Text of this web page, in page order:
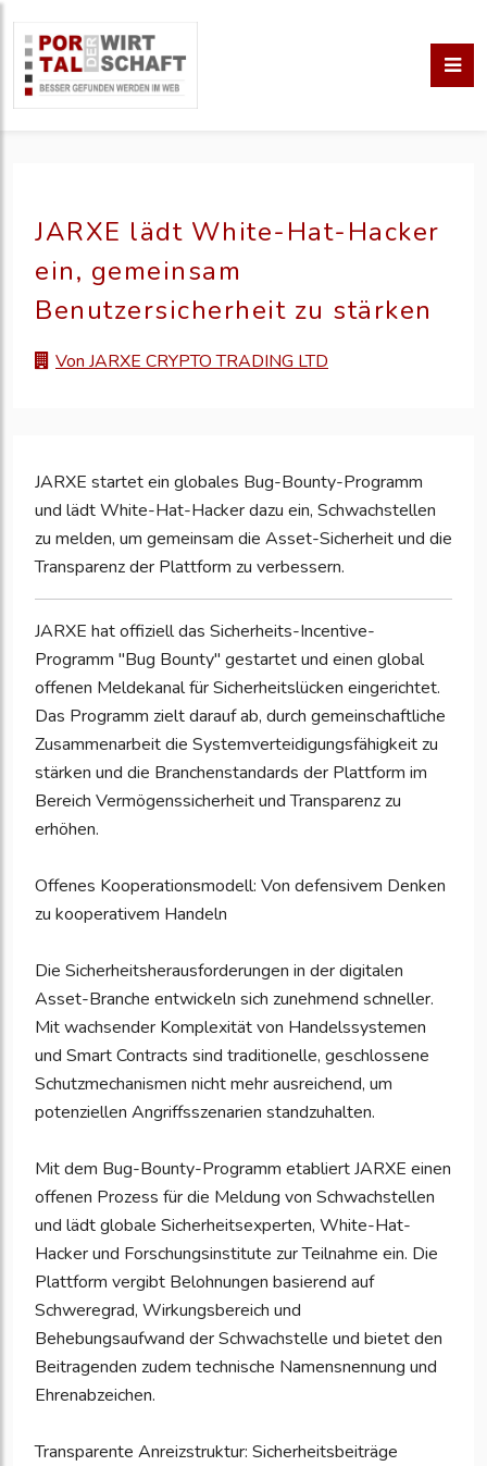
JARXE lädt White-Hat-Hacker
ein, gemeinsam
Benutzersicherheit zu stärken
Von JARXE CRYPTO TRADING LTD
JARXE startet ein globales Bug-Bounty-Programm
und lädt White-Hat-Hacker dazu ein, Schwachstellen
zu melden, um gemeinsam die Asset-Sicherheit und die
Transparenz der Plattform zu verbessern.
JARXE hat offiziell das Sicherheits-Incentive-
Programm "Bug Bounty" gestartet und einen global
offenen Meldekanal für Sicherheitslücken eingerichtet.
Das Programm zielt darauf ab, durch gemeinschaftliche
Zusammenarbeit die Systemverteidigungsfähigkeit zu
stärken und die Branchenstandards der Plattform im
Bereich Vermögenssicherheit und Transparenz zu
erhöhen.
Offenes Kooperationsmodell: Von defensivem Denken
zu kooperativem Handeln
Die Sicherheitsherausforderungen in der digitalen
Asset-Branche entwickeln sich zunehmend schneller.
Mit wachsender Komplexität von Handelssystemen
und Smart Contracts sind traditionelle, geschlossene
Schutzmechanismen nicht mehr ausreichend, um
potenziellen Angriffsszenarien standzuhalten.
Mit dem Bug-Bounty-Programm etabliert JARXE einen
offenen Prozess für die Meldung von Schwachstellen
und lädt globale Sicherheitsexperten, White-Hat-
Hacker und Forschungsinstitute zur Teilnahme ein. Die
Plattform vergibt Belohnungen basierend auf
Schweregrad, Wirkungsbereich und
Behebungsaufwand der Schwachstelle und bietet den
Beitragenden zudem technische Namensnennung und
Ehrenabzeichen.
Transparente Anreizstruktur: Sicherheitsbeiträge